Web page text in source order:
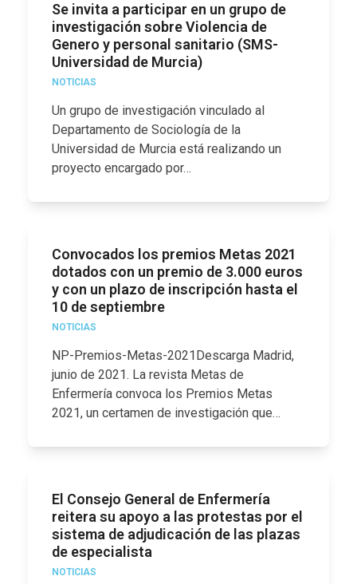
Se invita a participar en un grupo de
investigación sobre Violencia de
Genero y personal sanitario (SMS-
Universidad de Murcia)
NOTICIAS
Un grupo de investigación vinculado al
Departamento de Sociología de la
Universidad de Murcia está realizando un
proyecto encargado por…
Convocados los premios Metas 2021
dotados con un premio de 3.000 euros
y con un plazo de inscripción hasta el
10 de septiembre
NOTICIAS
NP-Premios-Metas-2021Descarga Madrid,
junio de 2021. La revista Metas de
Enfermería convoca los Premios Metas
2021, un certamen de investigación que…
El Consejo General de Enfermería
reitera su apoyo a las protestas por el
sistema de adjudicación de las plazas
de especialista
NOTICIAS